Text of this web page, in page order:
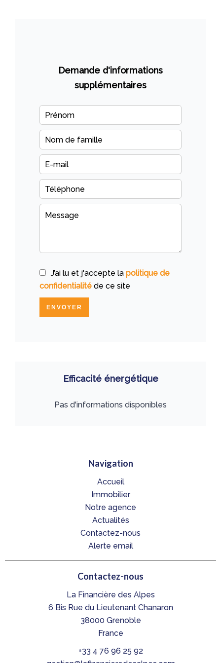
Demande d'informations
supplémentaires
J’ai lu et j'accepte la politique de
confidentialité de ce site
ENVOYER
Efficacité énergétique
Pas d'informations disponibles
Navigation
Accueil
Immobilier
Notre agence
Actualités
Contactez-nous
Alerte email
Contactez-nous
La Financière des Alpes
6 Bis Rue du Lieutenant Chanaron
38000 Grenoble
France
+33 4 76 96 25 92